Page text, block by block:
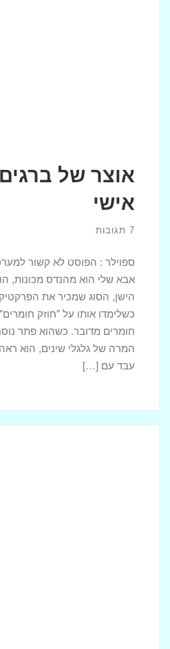
אוצר של
אישי
7 תגובות
ספוילר : הפוסט לא קשור
אבא שלי הוא מהנדס מכונות,
הישן, הסוג שמכיר את
כשלימדו אותו על "חוזק
חומרים מדובר. כשהוא פתר
המרה של גלגלי שינים, הוא ראה
עבד עם […]